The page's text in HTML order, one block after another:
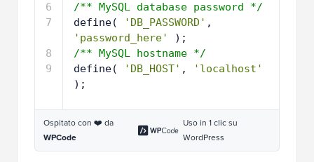
6
7
8
9
/** MySQL database password */
define(
'DB_PASSWORD'
'password_here'
);
/** MySQL hostname */
define(
'DB_HOST' ,
'localhost'
);
Ospitato con ❤️ da
WPCode
Uso in 1 clic su
WordPress